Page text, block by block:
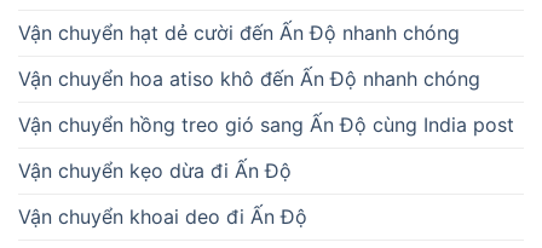
Vận chuyển hạt dẻ cười đến Ấn Độ nhanh chóng
Vận chuyển hoa atiso khô đến Ấn Độ nhanh chóng
Vận chuyển hồng treo gió sang Ấn Độ cùng India post
Vận chuyển kẹo dừa đi Ấn Độ
Vận chuyển khoai deo đi Ấn Độ